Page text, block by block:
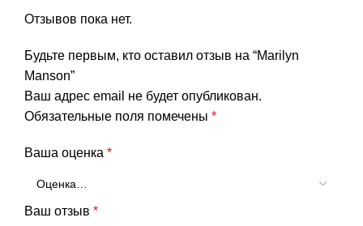
Отзывов пока нет.
Будьте первым, кто оставил отзыв на “Marilyn
Manson”
Ваш адрес email не будет опубликован.
Обязательные поля помечены *
Ваша оценка *
Ваш отзыв *